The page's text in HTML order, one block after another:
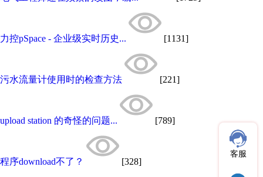
力控pSpace - 企业级实时历史... [1131]
污水流量计使用时的检查方法 [221]
upload station 的奇怪的问题... [789]
程序download不了？ [328]
客服